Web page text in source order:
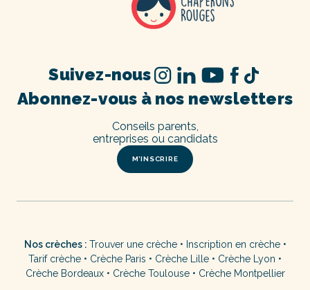
Abonnez-vous à nos newsletters
M’INSCRIRE
Conseils parents,
entreprises ou candidats
Suivez-nous
Nos crèches : Trouver une crèche• Inscription en crèche•
Tarif crèche • Crèche Paris • Crèche Lille • Crèche Lyon •
Crèche Bordeaux• Crèche Toulouse• Crèche Montpellier